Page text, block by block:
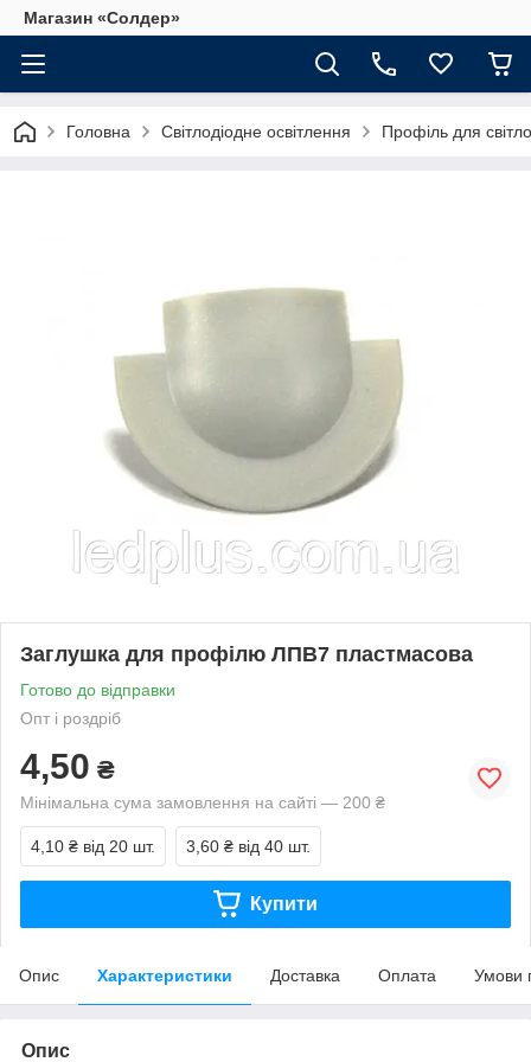
Магазин «Солдер»
Головна Світлодіодне освітлення Профіль для
Заглушка для профілю ЛПВ7 пластмасова
Готово до відправки
Опт і роздріб
4,50 ₴
Мінімальна сума замовлення на сайті — 200 ₴
4,10 ₴ від 20 шт. 3,60 ₴ від 40 шт.
Купити
Опис Характеристики Доставка Оплата Умови
Опис